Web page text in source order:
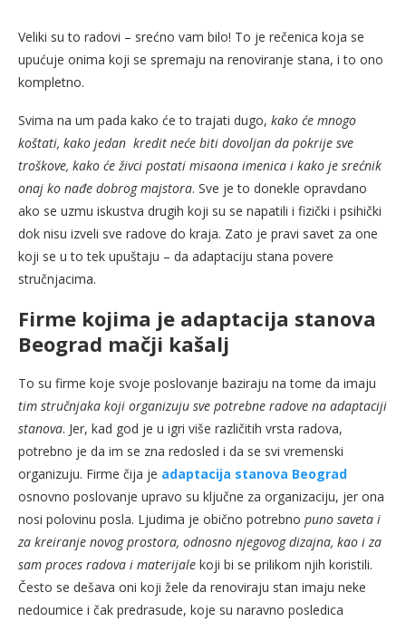
Veliki su to radovi – srećno vam bilo! To je rečenica koja se
upućuje onima koji se spremaju na renoviranje stana, i to ono
kompletno.
Svima na um pada kako će to trajati dugo, kako će mnogo
koštati, kako jedan kredit neće biti dovoljan da pokrije sve
troškove, kako će živci postati misaona imenica i kako je srećnik
onaj ko nađe dobrog majstora. Sve je to donekle opravdano
ako se uzmu iskustva drugih koji su se napatili i fizički i psihički
dok nisu izveli sve radove do kraja. Zato je pravi savet za one
koji se u to tek upuštaju – da adaptaciju stana povere
stručnjacima.
Firme kojima je adaptacija stanova
Beograd mačji kašalj
To su firme koje svoje poslovanje baziraju na tome da imaju
tim stručnjaka koji organizuju sve potrebne radove na adaptaciji
stanova. Jer, kad god je u igri više različitih vrsta radova,
potrebno je da im se zna redosled i da se svi vremenski
organizuju. Firme čija je adaptacija stanova Beograd
osnovno poslovanje upravo su ključne za organizaciju, jer ona
nosi polovinu posla. Ljudima je obično potrebno puno saveta i
za kreiranje novog prostora, odnosno njegovog dizajna, kao i za
sam proces radova i materijale koji bi se prilikom njih koristili.
Često se dešava oni koji žele da renoviraju stan imaju neke
nedoumice i čak predrasude, koje su naravno posledica